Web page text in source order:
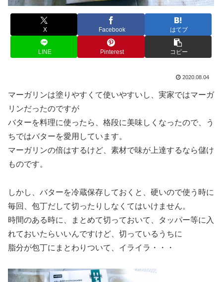
X Facebook はてブ
LINE Pinterest コピー
2020.08.04
マーガリンは塗りやすくて使いやすいし、実家ではマーガ
リンだったのですが
バターを料理に使ったら、格段に美味しくなったので、う
ちではバターを愛用しています。
マーガリンの倍はするけど、素材で味が上達するなら儲け
ものです。
しかし、バターを冷蔵保存しておくと、硬いので使う時に
毎回、包丁だして切ったりしなくてはいけません。
時間のある時に、まとめて切っておいて、タッパー等に入
れておいたらいいんですけど、切っているうちに
脂分が包丁にまとわりついて、イライラ・・・